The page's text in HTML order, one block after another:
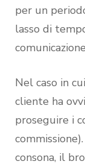
per un
lasso di
Nel caso in
cliente ha
proseguire i
consona, il